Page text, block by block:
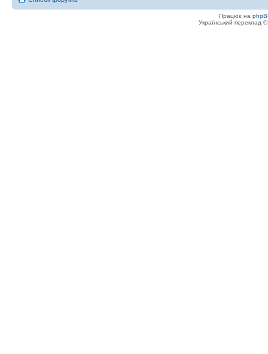
Працює на
Український переклад